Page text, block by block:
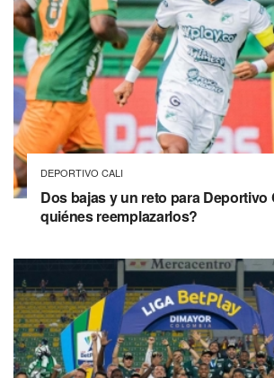
DEPORTIVO CALI
Dos bajas y un reto para Deportivo
quiénes reemplazarlos?